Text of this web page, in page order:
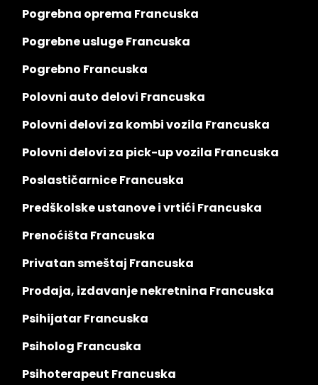
Pogrebna oprema Francuska
Pogrebne usluge Francuska
Pogrebno Francuska
Polovni auto delovi Francuska
Polovni delovi za kombi vozila Francuska
Polovni delovi za pick-up vozila Francuska
Poslastičarnice Francuska
Predškolske ustanove i vrtići Francuska
Prenoćišta Francuska
Privatan smeštaj Francuska
Prodaja, izdavanje nekretnina Francuska
Psihijatar Francuska
Psiholog Francuska
Psihoterapeut Francuska